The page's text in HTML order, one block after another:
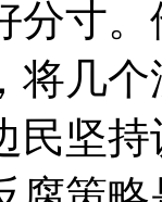
分寸
将几
民坚